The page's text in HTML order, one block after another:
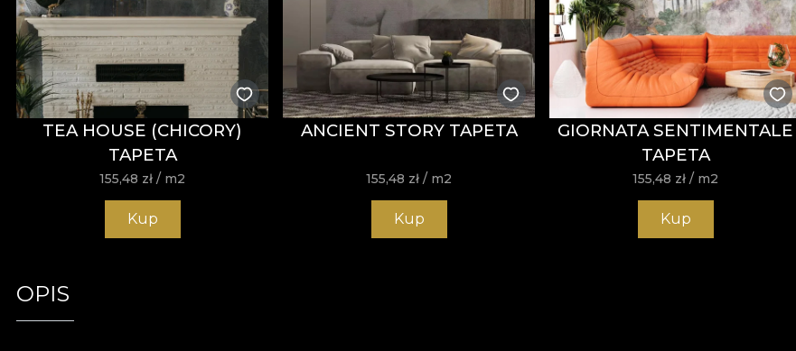
TEA HOUSE (CHICORY)
TAPETA
155,48 zł / m2
Kup
ANCIENT STORY TAPETA
155,48 zł / m2
Kup
GIORNATA SENTIMENTALE
TAPETA
155,48 zł / m2
Kup
OPIS